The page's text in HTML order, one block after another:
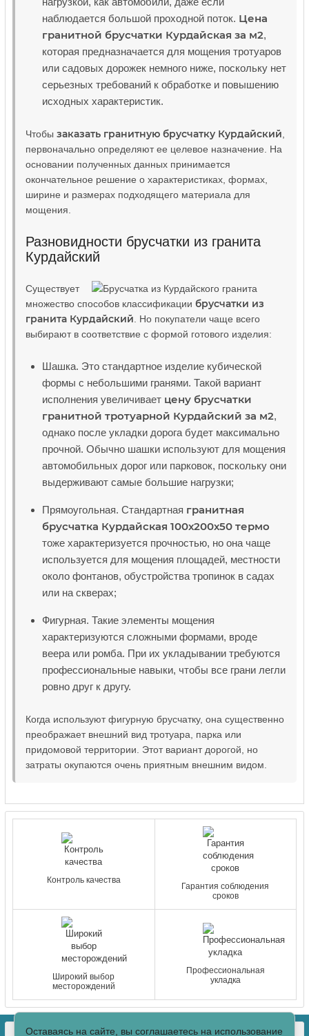
наблюдается большой проходной поток. Цена
гранитной брусчатки Курдайская за м2,
которая предназначается для мощения тротуаров
или садовых дорожек немного ниже, поскольку нет
серьезных требований к обработке и повышению
исходных характеристик.
Чтобы заказать гранитную брусчатку Курдайский
первоначально определяют ее целевое назначение. На
основании полученных данных принимается
окончательное решение о характеристиках, формах,
ширине и размерах подходящего материала для
мощения.
Разновидности брусчатки из гранита
Курдайский
Существует
множество способов классификации брусчатки из
гранита Курдайский . Но покупатели чаще всего
выбирают в соответствие с формой готового изделия:
Шашка. Это стандартное изделие кубической
формы с небольшими гранями. Такой вариант
исполнения увеличивает цену брусчатки
гранитной тротуарной Курдайский за м2,
однако после укладки дорога будет максимально
прочной. Обычно шашки используют для мощения
автомобильных дорог или парковок, поскольку они
выдерживают самые большие нагрузки;
Прямоугольная. Стандартная гранитная
брусчатка Курдайская 100х200х50 термо
тоже характеризуется прочностью, но она чаще
используется для мощения площадей, местности
около фонтанов, обустройства тропинок в садах
или на скверах;
Фигурная. Такие элементы мощения
характеризуются сложными формами, вроде
веера или ромба. При их укладывании требуются
профессиональные навыки, чтобы все грани легли
ровно друг к другу.
Когда используют фигурную брусчатку, она существенно
преображает внешний вид тротуара, парка или
придомовой территории. Этот вариант дорогой, но
затраты окупаются очень приятным внешним видом.
Контроль качества
Гарантия соблюдения
сроков
Широкий выбор
месторождений
Профессиональная
укладка
Оставаясь на сайте, вы соглашаетесь на использование